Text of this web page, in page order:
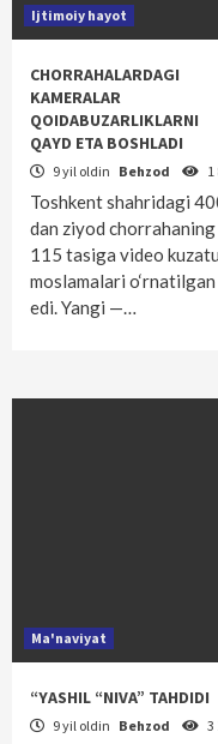
Ijtimoiy hayot
CHORRAHALARDAGI
KAMERALAR
QOIDABUZARLIKLARNI
QAYD ETA BOSHLADI
9 yil oldin Behzod 1
Toshkent shahridagi
dan ziyod chorrahaning
115 tasiga video
moslamalari o‘rnatilgan
edi. Yangi —…
Ma'naviyat
“YASHIL “NIVA” TAHDIDI
9 yil oldin Behzod 3